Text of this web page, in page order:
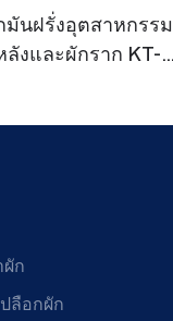
มันฝรั่งอุตสาหกรรม
งและผักราก KT-
ผัก
ลือกผัก